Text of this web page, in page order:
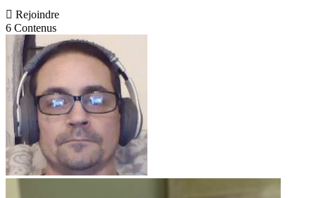
 Rejoindre
6 Contenus